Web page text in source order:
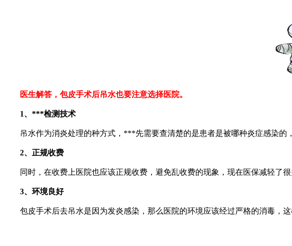
医生解答，包皮手术后吊水也要注意选择医院。
1、***检测技术
吊水作为消炎处理的种方式，***先需要查清楚的是患者是被哪种炎症感染的
2、正规收费
同时，在收费上医院也应该正规收费，避免乱收费的现象，现在医保减轻了很
3、环境良好
包皮手术后去吊水是因为发炎感染，那么医院的环境应该经过严格的消毒，这